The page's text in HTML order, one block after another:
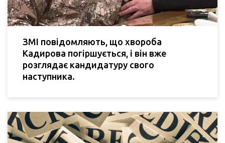
ЗМІ повідомляють, що хвороба
Кадирова погіршується, і він вже
розглядає кандидатуру свого
наступника.